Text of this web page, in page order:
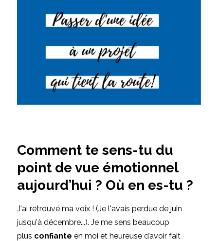
Comment te sens-tu du
point de vue émotionnel
aujourd’hui ? Où en es-tu ?
J'ai retrouvé ma voix ! (Je l'avais perdue de juin
jusqu'à décembre...). Je me sens beaucoup
plus confiante en moi et heureuse d’avoir fait